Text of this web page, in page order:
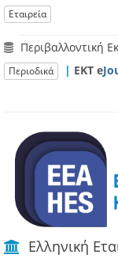
Εταιρεία
Περιβαλλοντική
Περιοδικά | ΕΚΤ e
Ελληνική